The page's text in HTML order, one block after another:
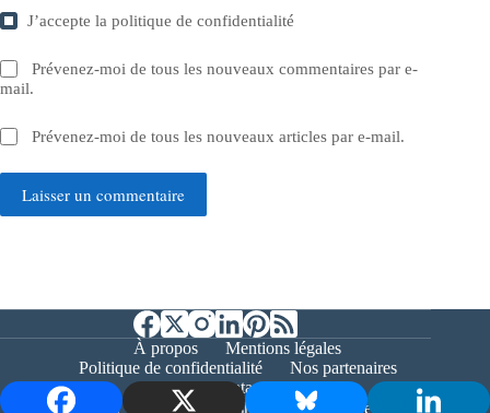
J’accepte lapolitique de confidentialité
Prévenez-moi de tous les nouveaux commentaires par e-
mail.
Prévenez-moi de tous les nouveaux articles par e-mail.
Laisser un commentaire
À propos
Mentions légales
Politique de confidentialité
Nos partenaires
Contact
Copyright © 2026 - Bernieshoot.fr Journal Web